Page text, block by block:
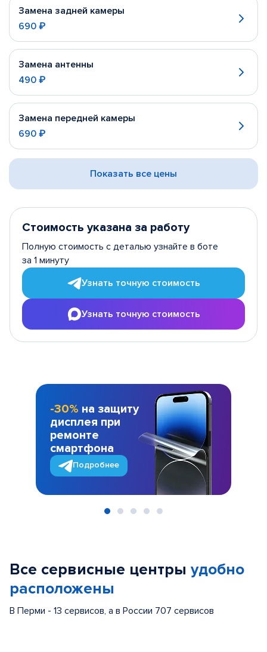
Замена задней камеры
690 ₽
Замена антенны
490 ₽
Замена передней камеры
690 ₽
Показать все цены
Стоимость указана за работу
Полную стоимость с деталью узнайте в боте
за 1 минуту
Узнать точную стоимость
Узнать точную стоимость
-30% на защиту
дисплея при
ремонте
смартфона
Подробнее
Все сервисные центры удобно
расположены
В Перми - 13 сервисов, а в России 707 сервисов